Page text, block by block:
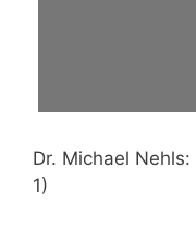
Dr. Michael
1)